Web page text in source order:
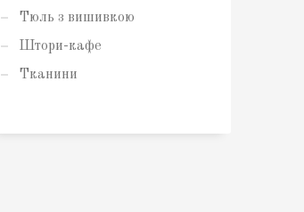
Тюль з вишивкою
Штори-кафе
Тканини